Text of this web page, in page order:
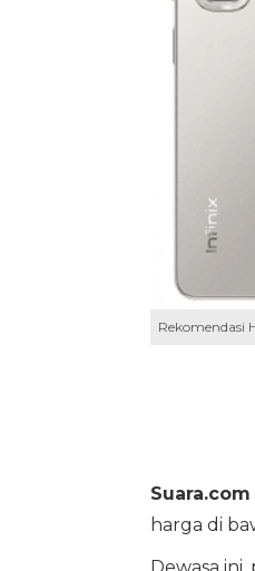
Rekomendasi
Suara.com
harga di
Dewasa